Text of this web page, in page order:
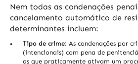
Nem todas as condenações
cancelamento automático de
determinantes incluem:
Tipo de crime: As condenações por
(intencionais) com pena de
as que praticamente ativam um